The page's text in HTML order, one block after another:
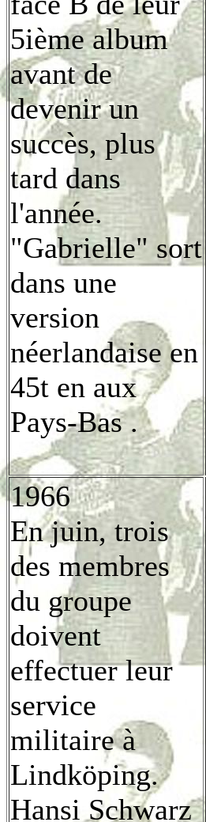
5ième album
avant de
devenir un
succès, plus
tard dans
l'année.
"Gabrielle" sort
dans une
version
néerlandaise en
45t en aux
Pays-Bas .
1966
En juin, trois
des membres
du groupe
doivent
effectuer leur
service
militaire à
Lindköping.
Hansi Schwarz